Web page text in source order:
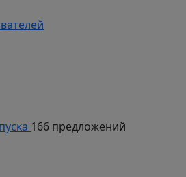
166 предложений